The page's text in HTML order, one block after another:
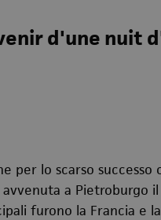
d'une nuit
per lo scarso
a Pietroburgo
furono la Francia e